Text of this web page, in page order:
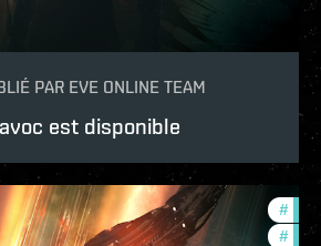
PAR EVE ONLINE TEAM
est disponible
#
#